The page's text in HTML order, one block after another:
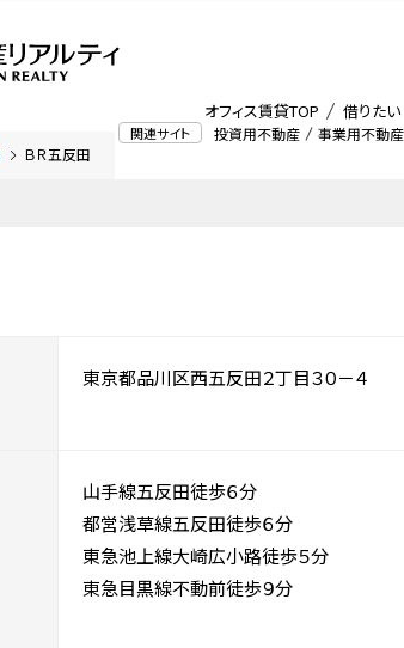
関連サイト 投資用不動産 事業用不動産
オフィス賃貸TOP 借りたい
ＢＲ五反田
東京都品川区西五反田２丁目３０－４
山手線五反田徒歩６分
都営浅草線五反田徒歩６分
東急池上線大崎広小路徒歩５分
東急目黒線不動前徒歩９分